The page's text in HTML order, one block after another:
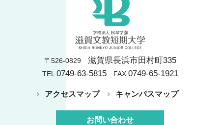
〒526-0829 滋賀県長浜市田村町335
TEL 0749-63-5815FAX 0749-65-1921
アクセスマップ キャンパスマップ
お問い合わせ